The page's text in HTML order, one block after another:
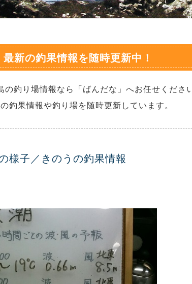
最新の釣果情報を随時更新中！
の釣り場情報なら「ばんだな」へお任せくださ
釣果情報や釣り場を随時更新しています。
子／きのうの釣果情報